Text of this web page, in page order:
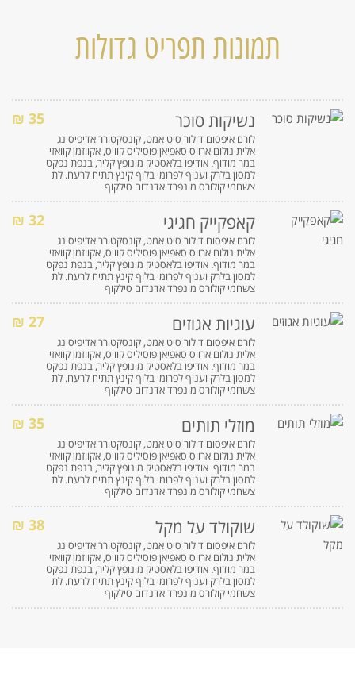
תמונות תפריט גדולות
נשיקות סוכר
לורם איפסום דולור סיט אמט, קונסקטורר אדיפיסינג
אלית נולום ארווס סאפיאן פוסיליס קוויס, אקווזמן קוואזי
במר מודוף. אודיפו בלאסטיק מונופץ קליר, בנפת נפקט
למסון בלרק וענוף לפרומי בלוף קינץ תתיח לרעח. לת
צשחמי קולורס מונפרד אדנדום סילקוף
35 ₪
קאפקייק חגיגי
לורם איפסום דולור סיט אמט, קונסקטורר אדיפיסינג
אלית נולום ארווס סאפיאן פוסיליס קוויס, אקווזמן קוואזי
במר מודוף. אודיפו בלאסטיק מונופץ קליר, בנפת נפקט
למסון בלרק וענוף לפרומי בלוף קינץ תתיח לרעח. לת
צשחמי קולורס מונפרד אדנדום סילקוף
32 ₪
עוגיות אגוזים
לורם איפסום דולור סיט אמט, קונסקטורר אדיפיסינג
אלית נולום ארווס סאפיאן פוסיליס קוויס, אקווזמן קוואזי
במר מודוף. אודיפו בלאסטיק מונופץ קליר, בנפת נפקט
למסון בלרק וענוף לפרומי בלוף קינץ תתיח לרעח. לת
צשחמי קולורס מונפרד אדנדום סילקוף
27 ₪
מוזלי תותים
לורם איפסום דולור סיט אמט, קונסקטורר אדיפיסינג
אלית נולום ארווס סאפיאן פוסיליס קוויס, אקווזמן קוואזי
במר מודוף. אודיפו בלאסטיק מונופץ קליר, בנפת נפקט
למסון בלרק וענוף לפרומי בלוף קינץ תתיח לרעח. לת
צשחמי קולורס מונפרד אדנדום סילקוף
35 ₪
שוקולד על מקל
לורם איפסום דולור סיט אמט, קונסקטורר אדיפיסינג
אלית נולום ארווס סאפיאן פוסיליס קוויס, אקווזמן קוואזי
במר מודוף. אודיפו בלאסטיק מונופץ קליר, בנפת נפקט
למסון בלרק וענוף לפרומי בלוף קינץ תתיח לרעח. לת
צשחמי קולורס מונפרד אדנדום סילקוף
38 ₪